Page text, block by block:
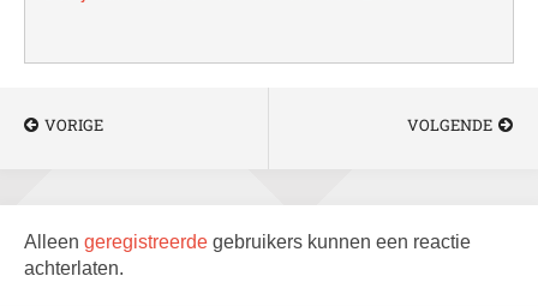
VORIGE VOLGENDE
Alleen geregistreerde gebruikers kunnen een reactie
achterlaten.